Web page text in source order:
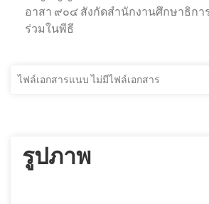
อาสา ๙๐๔ สังกัดสำนักงานศึกษาธิกา
ร่วมในพีธี
ไฟล์เอกสารแนบ ไม่มีไฟล์เอกสาร
รูปภาพ